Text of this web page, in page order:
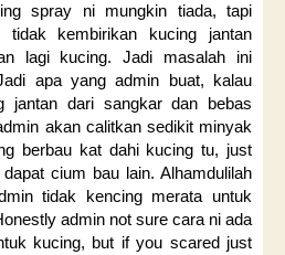
spray ni mungkin tiada, tapi
tidak kembirikan kucing jantan
lagi kucing. Jadi masalah ini
apa yang admin buat, kalau
jantan dari sangkar dan bebas
akan calitkan sedikit minyak
berbau kat dahi kucing tu, just
cium bau lain. Alhamdulilah
tidak kencing merata untuk
admin not sure cara ni ada
kucing, but if you scared just